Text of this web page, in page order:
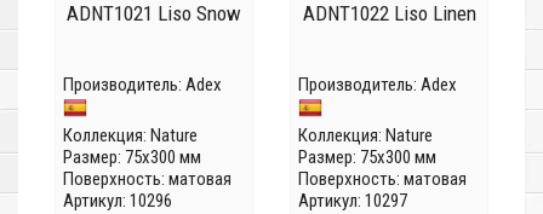
ADNT1021 Liso Snow
Производитель: Adex
Коллекция: Nature
Размер: 75x300 мм
Поверхность: матовая
Артикул: 10296
ADNT1022 Liso Linen
Производитель: Adex
Коллекция: Nature
Размер: 75x300 мм
Поверхность: матовая
Артикул: 10297